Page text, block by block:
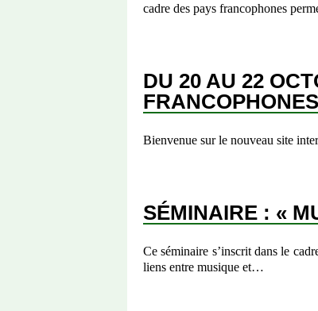
cadre des pays francophones
DU 20 AU 22
Bienvenue sur le nouveau site
SÉMINAIRE : «
Ce séminaire s’inscrit dans le
liens entre musique et…